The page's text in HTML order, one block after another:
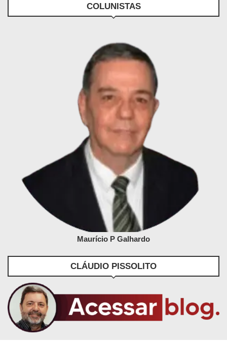
COLUNISTAS
Maurício P Galhardo
CLÁUDIO PISSOLITO